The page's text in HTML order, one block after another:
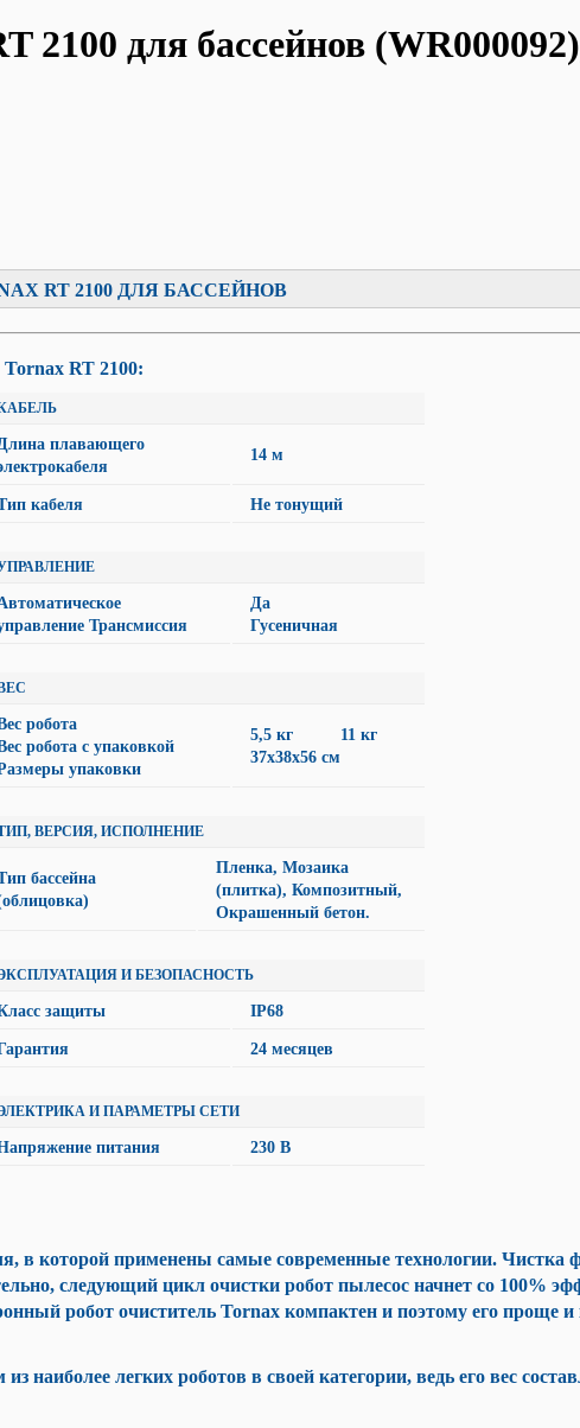
2100 для бассейнов
RT 2100 ДЛЯ БАССЕЙНОВ
RT 2100:
плавающего
14 м
кабеля Не тонущий
Трансмиссия
Да
Гусеничная
робота
робота с упаковкой
упаковки
5,5 кг 11 кг
37х38х56 см
ВЕРСИЯ, ИСПОЛНЕНИЕ
бассейна
Пленка, Мозаика
(плитка), Композитный,
Окрашенный бетон.
И БЕЗОПАСНОСТЬ
защиты IP68
24 месяцев
И ПАРАМЕТРЫ СЕТИ
питания 230 В
в которой применены самые современные технологии. Чистка
следующий цикл очистки робот пылесос начнет со 100%
робот очиститель Tornax компактен и поэтому его проще
наиболее легких роботов в своей категории, ведь его вес